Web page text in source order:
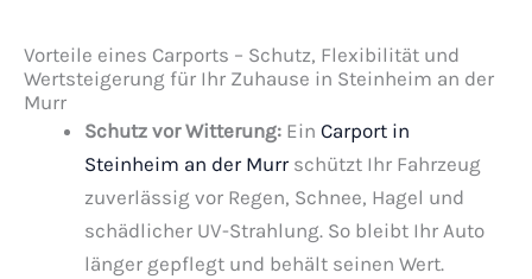
Vorteile eines Carports – Schutz, Flexibilität und
Wertsteigerung für Ihr Zuhause in Steinheim an der
Murr
Schutz vor Witterung: Ein Carport in
Steinheim an der Murrschützt Ihr Fahrzeug
zuverlässig vor Regen, Schnee, Hagel und
schädlicher UV-Strahlung. So bleibt Ihr Auto
länger gepflegt und behält seinen Wert.